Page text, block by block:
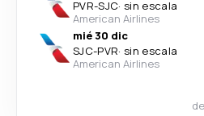
PVR-SJC· sin escala
American Airlines
mié 30 dic
SJC-PVR· sin escala
American Airlines